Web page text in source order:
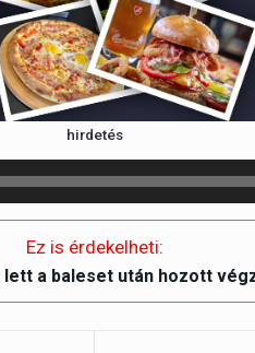
hirdetés
Ez is érdekelheti:
a baleset után hozott